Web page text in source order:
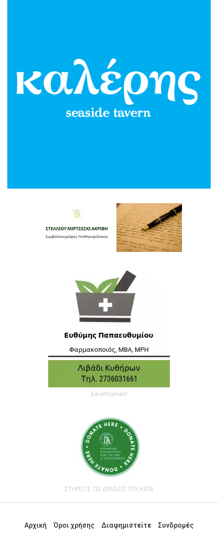
Advertisement
ΣΤΗΡΙΞΤΕ ΤΙΣ ΔΡΑΣΕΙΣ ΤΟΥ ΚΙΠΑ
Αρχική Όροι χρήσης Διαφημιστείτε Συνδρομές